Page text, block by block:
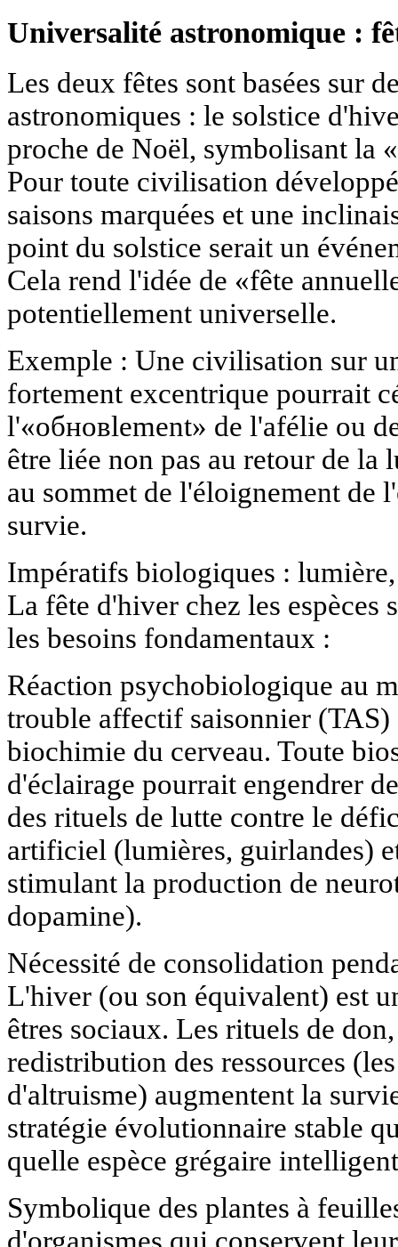
Universalité astronomique :
Les deux fêtes sont basées sur
astronomiques : le solstice
proche de Noël, symbolisant la
Pour toute civilisation
saisons marquées et une
point du solstice serait un
Cela rend l'idée de «fête
potentiellement universelle.
Exemple : Une civilisation sur
fortement excentrique pourrait
l'«обновlement» de l'afélie ou
être liée non pas au retour de la
au sommet de l'éloignement de
survie.
Impératifs biologiques :
La fête d'hiver chez les
les besoins fondamentaux :
Réaction psychobiologique au
trouble affectif saisonnier (TAS)
biochimie du cerveau. Toute
d'éclairage pourrait engendrer
des rituels de lutte contre le
artificiel (lumières, guirlandes)
stimulant la production de
dopamine).
Nécessité de consolidation
L'hiver (ou son équivalent) est
êtres sociaux. Les rituels de
redistribution des ressources
d'altruisme) augmentent la
stratégie évolutionnaire stable
quelle espèce grégaire
Symbolique des plantes à
d'organismes qui conservent